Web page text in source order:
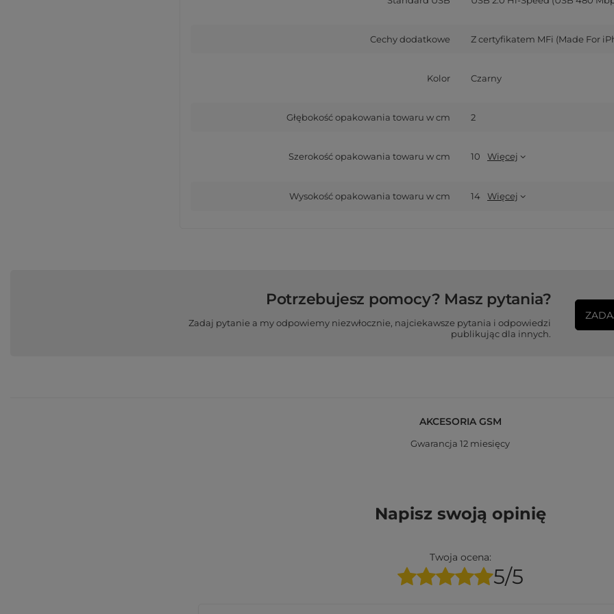
Cechy dodatkowe Z certyfikatem MFi (Made For
Kolor Czarny
Głębokość opakowania towaru w cm 2
Szerokość opakowania towaru w cm 10 Więcej
Wysokość opakowania towaru w cm 14 Więcej
Potrzebujesz pomocy? Masz pytania?
Zadaj pytanie a my odpowiemy niezwłocznie, najciekawsze pytania i odpowiedzi
publikując dla innych.
AKCESORIA GSM
Gwarancja 12 miesięcy
Napisz swoją opinię
Twoja ocena:
5/5